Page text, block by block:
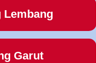
Lembang
Garut